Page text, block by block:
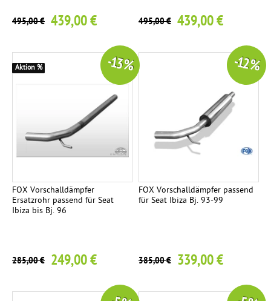
495,00 € 439,00 € 495,00 € 439,00 €
FOX Vorschalldämpfer
Ersatzrohr passend für Seat
Ibiza bis Bj. 96
285,00 € 249,00 €
-13 %
Aktion %
FOX Vorschalldämpfer passend
für Seat Ibiza Bj. 93-99
385,00 € 339,00 €
-12 %